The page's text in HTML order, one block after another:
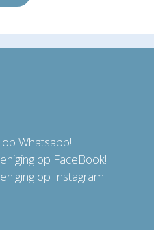
Whatsapp!
op FaceBook!
op Instagram!